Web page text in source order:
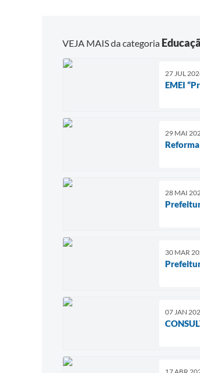
VEJA MAIS da categoria
27 JUL
EMEI
29 MAI
28 MAI
30 MAR
07 JAN